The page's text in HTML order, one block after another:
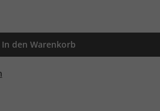
In den Warenkorb